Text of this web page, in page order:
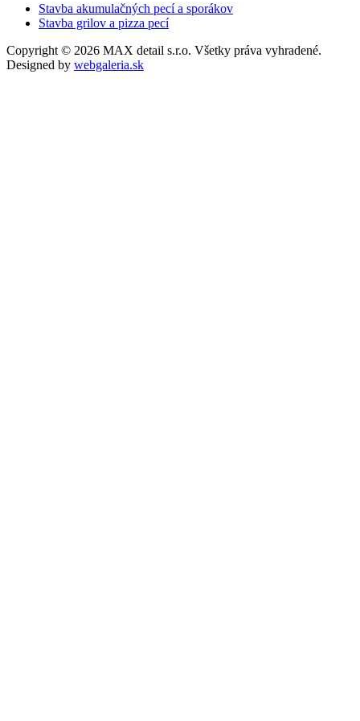
Stavba akumulačných pecí a sporákov
Stavba grilov a pizza pecí
Copyright © 2026 MAX detail s.r.o. Všetky práva vyhradené.
Designed by webgaleria.sk